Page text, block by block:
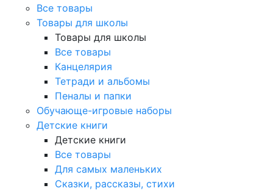
Все товары
Товары для школы
Товары для школы
Все товары
Канцелярия
Тетради и альбомы
Пеналы и папки
Обучающе-игровые наборы
Детские книги
Детские книги
Все товары
Для самых маленьких
Сказки, рассказы, стихи